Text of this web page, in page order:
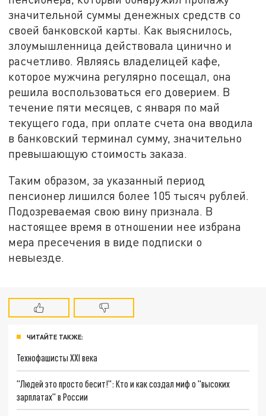
значительной суммы денежных средств со
своей банковской карты. Как выяснилось,
злоумышленница действовала цинично и
расчетливо. Являясь владелицей кафе,
которое мужчина регулярно посещал, она
решила воспользоваться его доверием. В
течение пяти месяцев, с января по май
текущего года, при оплате счета она вводила
в банковский терминал сумму, значительно
превышающую стоимость заказа.
Таким образом, за указанный период
пенсионер лишился более 105 тысяч рублей.
Подозреваемая свою вину признала. В
настоящее время в отношении нее избрана
мера пресечения в виде подписки о
невыезде.
ЧИТАЙТЕ ТАКЖЕ:
Технофашисты XXI века
"Людей это просто бесит!": Кто и как создал миф о "высоких
зарплатах" в России